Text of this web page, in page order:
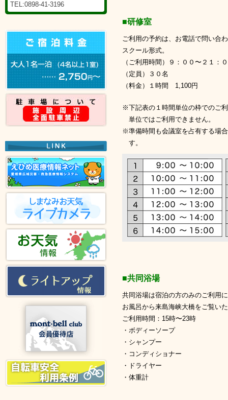
TEL:0898-41-3196
■研修室
ご利用の予約は、お電話で問い合
スクール形式。
（ご利用時間）９：００〜２１：
（定員）３０名
（料金）１時間 1,100円
※下記表の１時間単位の枠でのご
単位ではご利用できません。
※準備時間も会議室を占有する場
す。
■共同浴場
共同浴場は宿泊の方のみのご利用
お風呂から来島海峡大橋をご覧い
ご利用時間：15時〜23時
・ボディーソープ
・シャンプー
・コンディショナー
・ドライヤー
・体重計